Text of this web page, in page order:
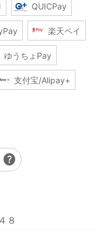
QUICPay
楽天ペイ
ゆうちょPay
支付宝/Alipay+
help
８